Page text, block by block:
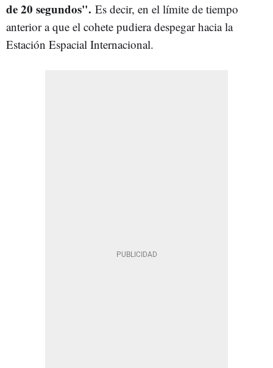
de 20 segundos". Es decir, en el límite de tiempo
anterior a que el cohete pudiera despegar hacia la
Estación Espacial Internacional.